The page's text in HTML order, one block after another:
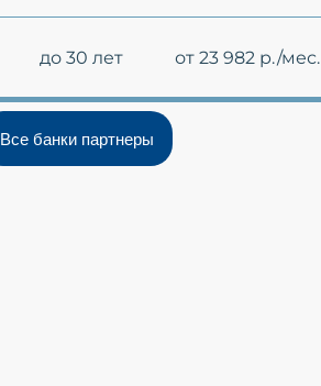
до 30 лет от 23 982 р./мес.
Все банки партнеры